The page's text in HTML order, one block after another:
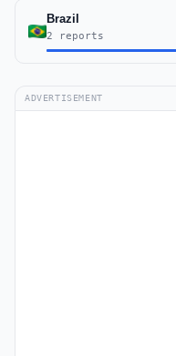
Brazil
2 reports
ADVERTISEMENT